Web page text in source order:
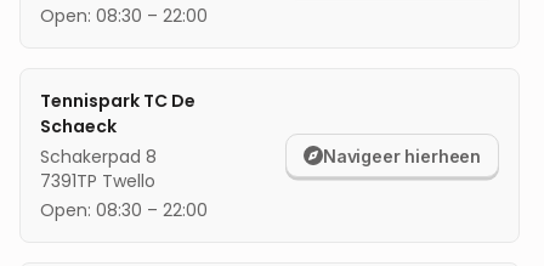
Open: 08:30 – 22:00
Tennispark TC De
Schaeck
Schakerpad 8
7391TP Twello
Open: 08:30 – 22:00
Navigeer hierheen